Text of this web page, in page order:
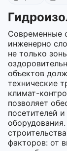
Современные
инженерно
не только
объектов
технические
климат-
позволяет
посетителей
факторов: от